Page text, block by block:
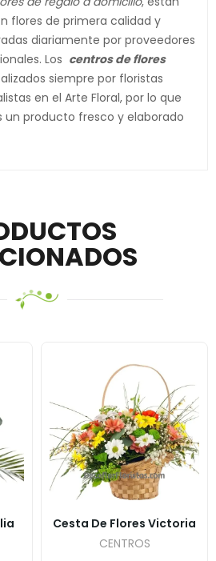
flores de primera calidad y
diariamente por proveedores
Los centros de flores
siempre por floristas
en el Arte Floral, por lo que
un producto fresco y elaborado
Cesta De Flores Victoria
CENTROS